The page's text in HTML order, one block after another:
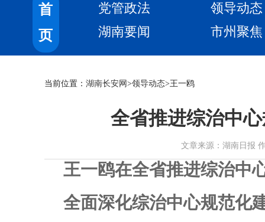
首
页
党管政法
领导动态
湖南要闻
市州聚焦
当前位置： 湖南长安网 >领导动态>王一鸥
全省推进综治中
文章来源：湖南日报
王一鸥在全省推进综治中
全面深化综治中心规范化